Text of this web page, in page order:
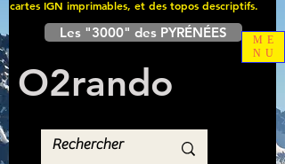
cartes IGN imprimables, et des topos descriptifs.
Les "3000" des PYRÉNÉES
O2rando
ME
NU